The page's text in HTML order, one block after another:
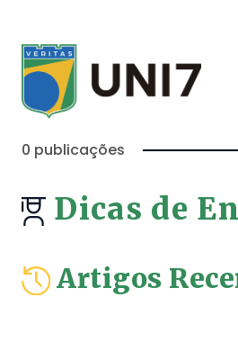
0 publicações
Dicas de
Artigos